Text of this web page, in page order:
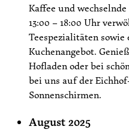
Kaffee und
13:00 – 18:00 Uhr
Teespezialitäten
Kuchenangebot.
Hofladen oder bei
bei uns auf der
Sonnenschirmen.
August 2025